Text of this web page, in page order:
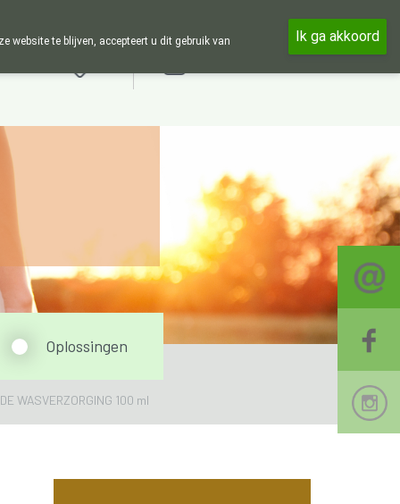
WASVERZORGING 100 ml
Oplossingen
website te blijven, accepteert u dit gebruik van Ik ga akkoord